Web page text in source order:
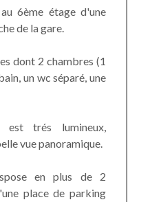
6ème étage d'une
de la gare.
dont 2 chambres (1
un wc séparé, une
est trés lumineux,
vue panoramique.
en plus de 2
place de parking